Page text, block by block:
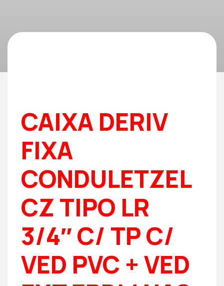
CAIXA DERIV
FIXA
CONDULETZEL
CZ TIPO LR
3/4″ C/ TP C/
VED PVC + VED